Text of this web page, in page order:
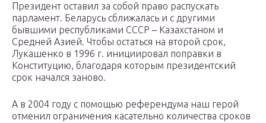
Президент оставил за собой право распускать
парламент. Беларусь сближалась и с другими
бывшими республиками СССР – Казахстаном и
Средней Азией. Чтобы остаться на второй срок,
Лукашенко в 1996 г. инициировал поправки в
Конституцию, благодаря которым президентский
срок начался заново.
А в 2004 году с помощью референдума наш герой
отменил ограничения касательно количества сроков